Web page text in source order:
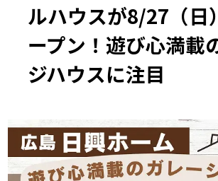
ルハウスが8/27（日
ープン！遊び心満載
ジハウスに注目